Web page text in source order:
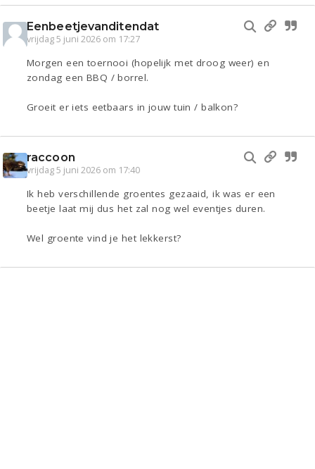
Eenbeetjevanditendat
vrijdag 5 juni 2026 om 17:27
Morgen een toernooi (hopelijk met droog weer) en
zondag een BBQ / borrel.
Groeit er iets eetbaars in jouw tuin / balkon?
raccoon
vrijdag 5 juni 2026 om 17:40
Ik heb verschillende groentes gezaaid, ik was er een
beetje laat mij dus het zal nog wel eventjes duren.
Wel groente vind je het lekkerst?